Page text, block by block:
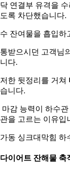
연결부 유격을
록 차단했습니다.
잔여물을 흡입하
받으시던 고객님
다.
한 뒷정리를 거쳐
니다.
마감 능력이 하수
을 고르는 이유입
동 싱크대막힘 하
이어트 잔해물 축